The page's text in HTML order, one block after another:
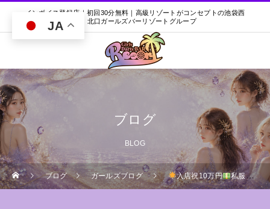
インボイス登録店｜初回30分無料｜高級リゾートがコンセプトの池袋西
口・北口ガールズバーリゾートグループ
ブログ
BLOG
ブログ ガールズブログ 入店祝10万円 私服OKで気楽に働けるResort
JA